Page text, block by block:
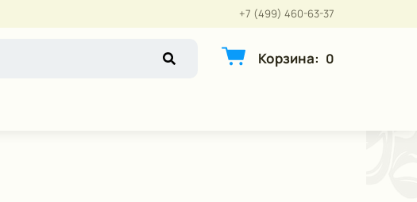
+7 (499) 460-63-37
Корзина: 0